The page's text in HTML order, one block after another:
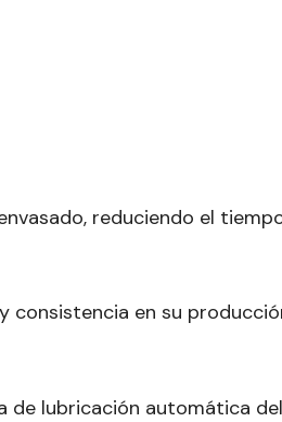
reduciendo el
consistencia en su
de lubricación automática